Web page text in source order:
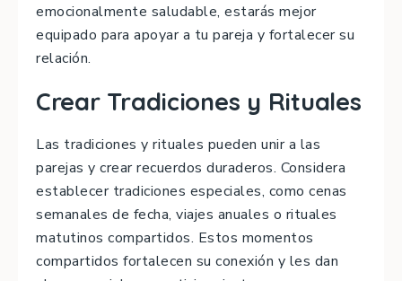
emocionalmente saludable, estarás mejor
equipado para apoyar a tu pareja y fortalecer su
relación.
Crear Tradiciones y Rituales
Las tradiciones y rituales pueden unir a las
parejas y crear recuerdos duraderos. Considera
establecer tradiciones especiales, como cenas
semanales de fecha, viajes anuales o rituales
matutinos compartidos. Estos momentos
compartidos fortalecen su conexión y les dan